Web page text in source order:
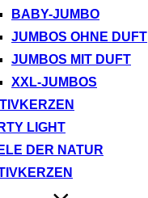
BABY-JUMBO
JUMBOS OHNE DUFT
JUMBOS MIT DUFT
XXL-JUMBOS
LIGHT
DER NATUR